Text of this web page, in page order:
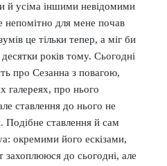
й усіма іншими невідомими
для мене почав
це тільки тепер, а міг би
років тому. Сьогодні
про Сезанна з повагою,
галереях, про нього
ставлення до нього не
Подібне ставлення й сам
окремими його ескізами,
захоплююся до сьогодні, але